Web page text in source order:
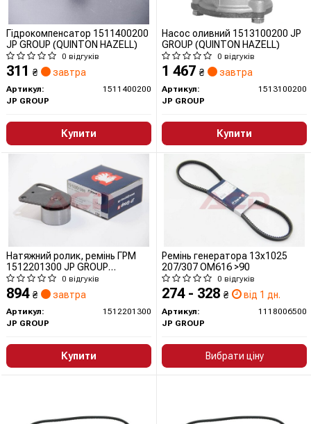
Гідрокомпенсатор 1511400200
JP GROUP (QUINTON HAZELL)
0 відгуків
311 ₴ завтра
Артикул:
1511400200
JP GROUP
Купити
Насос оливний 1513100200 JP
GROUP (QUINTON HAZELL)
0 відгуків
1 467 ₴ завтра
Артикул:
1513100200
JP GROUP
Купити
Натяжний ролик, ремінь ГРМ
1512201300 JP GROUP
(QUINTON HAZELL)
0 відгуків
894 ₴ завтра
Артикул:
1512201300
JP GROUP
Купити
Ремінь генератора 13x1025
207/307 OM616 >90
0 відгуків
274 - 328 ₴ від 1 дн.
Артикул:
1118006500
JP GROUP
Вибрати ціну